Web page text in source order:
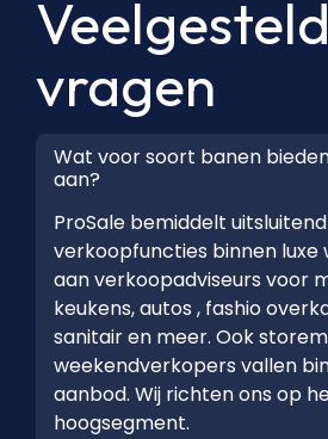
vragen
Wat voor soort banen
aan?
ProSale bemiddelt
verkoopfuncties binnen luxe
aan verkoopadviseurs voor
keukens, autos , fashio
sanitair en meer. Ook
weekendverkopers vallen
aanbod. Wij richten ons op
hoogsegment.